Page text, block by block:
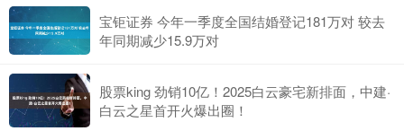
宝钜证券 今年一季度全国结婚登记181万对 较去
年同期减少15.9万对
股票king 劲销10亿！2025白云豪宅新排面，中建·
白云之星首开火爆出圈！